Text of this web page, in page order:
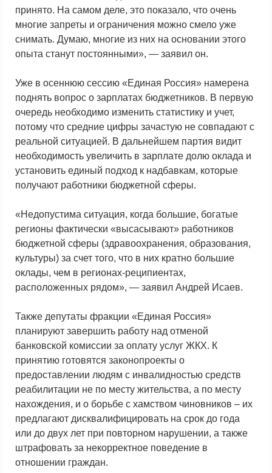
принято. На самом деле, это показало, что очень
многие запреты и ограничения можно смело уже
снимать. Думаю, многие из них на основании этого
опыта станут постоянными», — заявил он.
Уже в осеннюю сессию «Единая Россия» намерена
поднять вопрос о зарплатах бюджетников. В первую
очередь необходимо изменить статистику и учет,
потому что средние цифры зачастую не совпадают с
реальной ситуацией. В дальнейшем партия видит
необходимость увеличить в зарплате долю оклада и
установить единый подход к надбавкам, которые
получают работники бюджетной сферы.
«Недопустима ситуация, когда большие, богатые
регионы фактически «высасывают» работников
бюджетной сферы (здравоохранения, образования,
культуры) за счет того, что в них кратно большие
оклады, чем в регионах-реципиентах,
расположенных рядом», — заявил Андрей Исаев.
Также депутаты фракции «Единая Россия»
планируют завершить работу над отменой
банковской комиссии за оплату услуг ЖКХ. К
принятию готовятся законопроекты о
предоставлении людям с инвалидностью средств
реабилитации не по месту жительства, а по месту
нахождения, и о борьбе с хамством чиновников – их
предлагают дисквалифицировать на срок до года
или до двух лет при повторном нарушении, а также
штрафовать за некорректное поведение в
отношении граждан.